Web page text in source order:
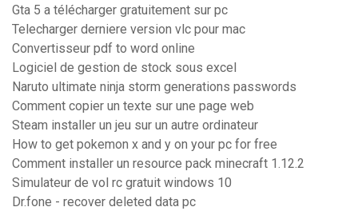
Gta 5 a télécharger gratuitement sur pc
Telecharger derniere version vlc pour mac
Convertisseur pdf to word online
Logiciel de gestion de stock sous excel
Naruto ultimate ninja storm generations passwords
Comment copier un texte sur une page web
Steam installer un jeu sur un autre ordinateur
How to get pokemon x and y on your pc for free
Comment installer un resource pack minecraft 1.12.2
Simulateur de vol rc gratuit windows 10
Dr.fone - recover deleted data pc